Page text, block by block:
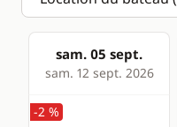
sam. 05 sept.
sam. 12 sept. 2026
-2 %